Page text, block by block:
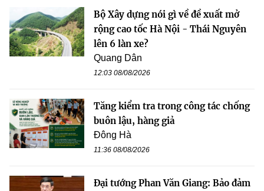
Bộ Xây dựng nói gì về đề xuất mở
rộng cao tốc Hà Nội - Thái Nguyên
lên 6 làn xe?
Quang Dân
12:03 08/08/2026
Tăng kiểm tra trong công tác chống
buôn lậu, hàng giả
Đông Hà
11:36 08/08/2026
Đại tướng Phan Văn Giang: Bảo đảm